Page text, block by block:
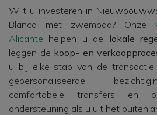
Wilt u investeren in
Blanca met zwembad? Onze
Alicante helpen u de lokale
leggen de koop- en
u bij elke stap van de
gepersonaliseerde
comfortabele transfers en
ondersteuning als u uit het